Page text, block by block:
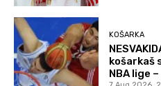
KOŠARKA
košarkaš
NBA lige